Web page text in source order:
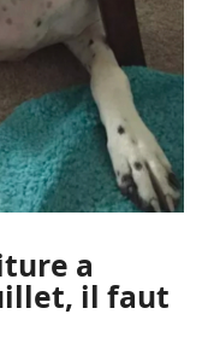
a
il faut